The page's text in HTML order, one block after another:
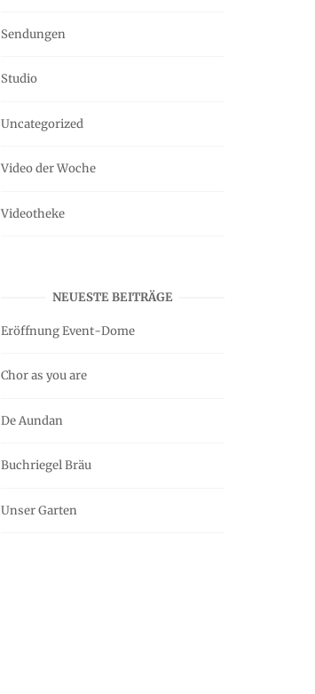
Sendungen
Studio
Uncategorized
Video der Woche
Videotheke
NEUESTE BEITRÄGE
Eröffnung Event-Dome
Chor as you are
De Aundan
Buchriegel Bräu
Unser Garten